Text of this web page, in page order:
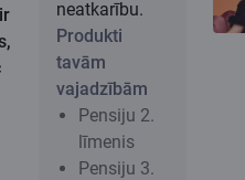
neatkarību.
Produkti
tavām
vajadzībām
Pensiju 2.
līmenis
Pensiju 3.